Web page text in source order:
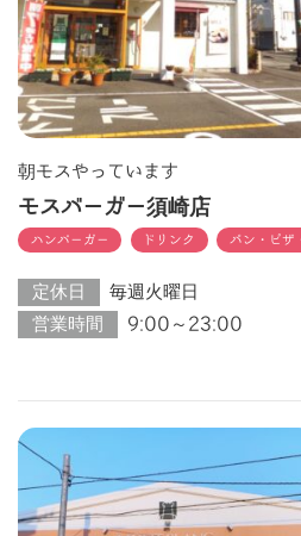
朝モスやっています
モスバーガー須崎店
ハンバーガー ドリンク パン・ピザ
定休日
毎週火曜日
営業時間
9:00～23:00